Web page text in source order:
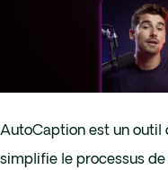
AutoCaption est un
simplifie le processus